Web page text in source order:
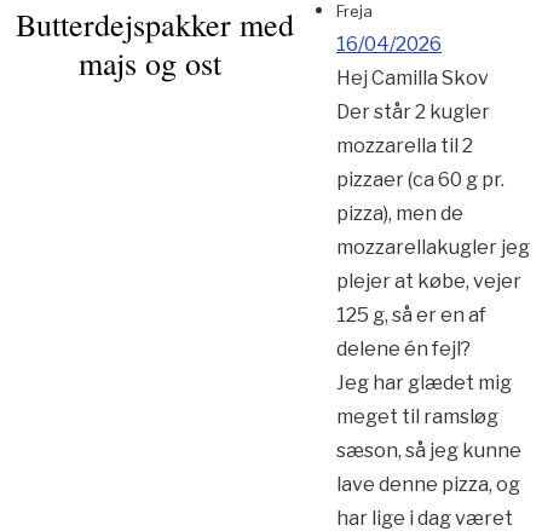
Butterdejspakker med
majs og ost
Freja
16/04/2026
Hej Camilla Skov
Der står 2 kugler
mozzarella til 2
pizzaer (ca 60 g pr.
pizza), men de
mozzarellakugler jeg
plejer at købe, vejer
125 g, så er en af
delene én fejl?
Jeg har glædet mig
meget til ramsløg
sæson, så jeg kunne
lave denne pizza, og
har lige i dag været